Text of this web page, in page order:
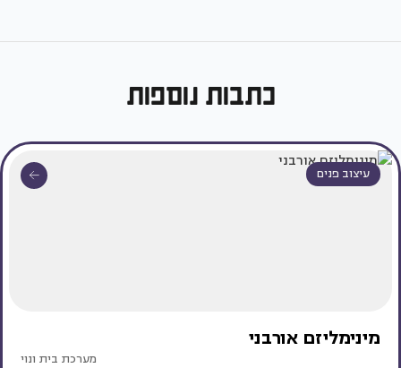
כתבות נוספות
עיצוב פנים
מינימליזם אורבני
מערכת בית ונוי